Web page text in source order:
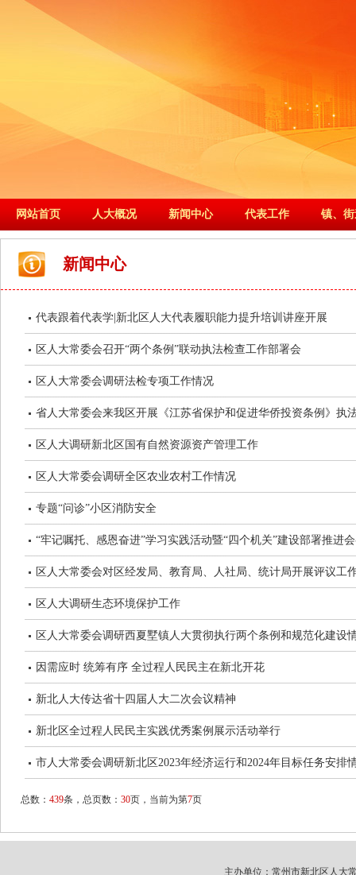
网站首页 人大概况 新闻中心 代表工作 镇、
新闻中心
代表跟着代表学|新北区人大代表履职能力提升培训讲座开展
区人大常委会召开“两个条例”联动执法检查工作部署会
区人大常委会调研法检专项工作情况
省人大常委会来我区开展《江苏省保护和促进华侨投资条例》执
区人大调研新北区国有自然资源资产管理工作
区人大常委会调研全区农业农村工作情况
专题“问诊”小区消防安全
“牢记嘱托、感恩奋进”学习实践活动暨“四个机关”建设部署推进
区人大常委会对区经发局、教育局、人社局、统计局开展评议工
区人大调研生态环境保护工作
区人大常委会调研西夏墅镇人大贯彻执行两个条例和规范化建设
因需应时 统筹有序 全过程人民民主在新北开花
新北人大传达省十四届人大二次会议精神
新北区全过程人民民主实践优秀案例展示活动举行
市人大常委会调研新北区2023年经济运行和2024年目标任务安排
总数： 439条，总页数： 30页，当前为第7页
主办单位：常州市新北区人大